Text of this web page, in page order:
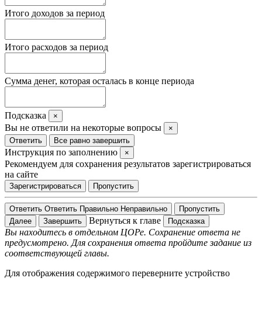
Итого доходов за период
Итого расходов за период
Сумма денег, которая осталась в конце периода
Подсказка ×
Вы не ответили на некоторые вопросы
×
Ответить
Все равно завершить
Инструкция по заполнению ×
Рекомендуем для сохранения результатов зарегистрироваться
на сайте
Зарегистрироваться Пропустить
Ответить Ответить Правильно Неправильно
Пропустить
Далее
Завершить Вернуться к главе Подсказка
Вы находитесь в отдельном ЦОРе. Сохранение ответа не
предусмотрено. Для сохранения ответа пройдите задание из
соответствующей главы.
Для отображения содержимого переверните устройство